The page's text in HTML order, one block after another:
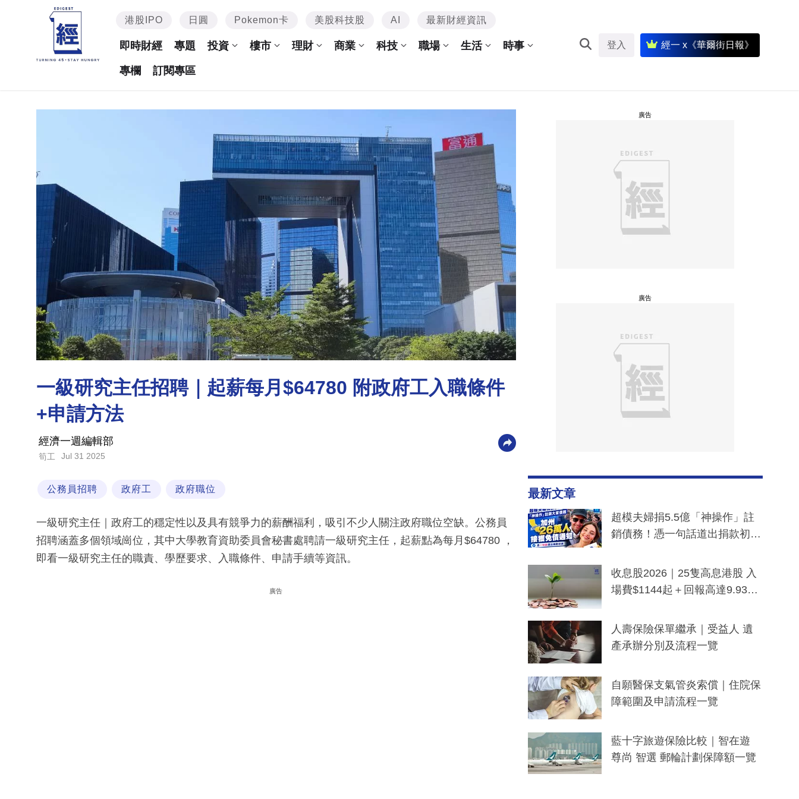
港股IPO 日圓 Pokemon卡 美股科技股 AI 最新財經資訊
即時財經 專題 投資 樓市 理財 商業 科技 職場 生活 時事
專欄 訂閱專區
登入 經一 x《華爾街日報》
一級研究主任招聘｜起薪每月$64780 附政府工入職條件
+申請方法
經濟一週編輯部
筍工 Jul 31 2025
公務員招聘 政府工 政府職位
一級研究主任｜政府工的穩定性以及具有競爭力的薪酬福利，吸引不少人關注政府職位空缺。公務員
招聘涵蓋多個領域崗位，其中大學教育資助委員會秘書處聘請一級研究主任，起薪點為每月$64780 ，
即看一級研究主任的職責、學歷要求、入職條件、申請手續等資訊。
廣告
廣告
廣告
最新文章
超模夫婦捐5.5億「神操作」註
銷債務！憑一句話道出捐款初
一度被誤當詐騙手段
收息股2026｜25隻高息港股 入
場費$1144起＋回報高達9.93
人壽保險保單繼承｜受益人 遺
產承辦分別及流程一覽
自願醫保支氣管炎索償｜住院保
障範圍及申請流程一覽
藍十字旅遊保險比較｜智在遊
尊尚 智選 郵輪計劃保障額一覽